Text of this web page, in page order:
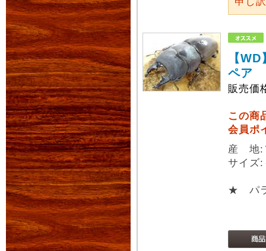
【
ペア
販売価
この商
会員ポ
産 地:
サイズ
★ パ